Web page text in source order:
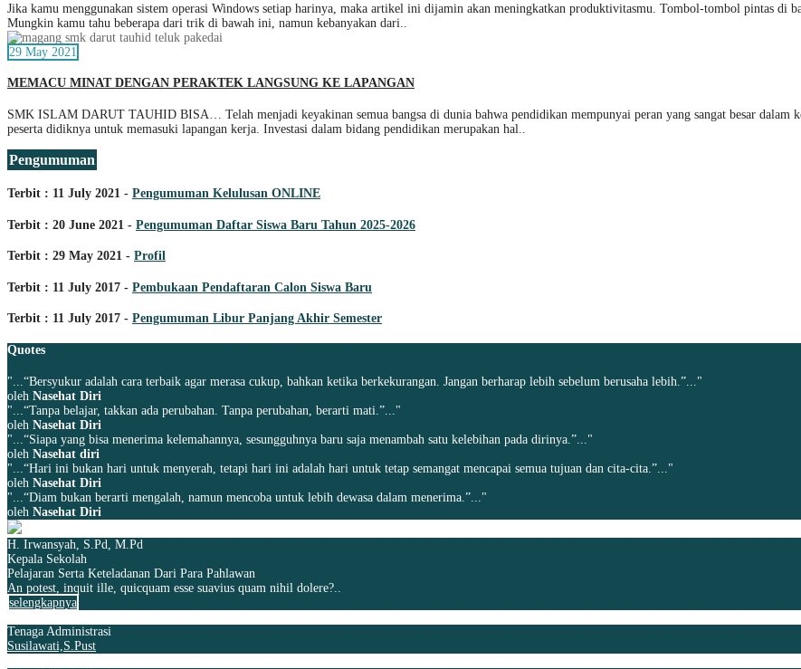
Jika kamu menggunakan sistem operasi Windows setiap harinya, maka artikel ini dijamin akan meningkatkan produktivitasmu. Tombol-tombol pintas di
Mungkin kamu tahu beberapa dari trik di bawah ini, namun kebanyakan dari..
29 May 2021
MEMACU MINAT DENGAN PERAKTEK LANGSUNG KE LAPANGAN
SMK ISLAM DARUT TAUHID BISA… Telah menjadi keyakinan semua bangsa di dunia bahwa pendidikan mempunyai peran yang sangat besar dalam
peserta didiknya untuk memasuki lapangan kerja. Investasi dalam bidang pendidikan merupakan hal..
Pengumuman
Terbit : 11 July 2021 - Pengumuman Kelulusan ONLINE
Terbit : 20 June 2021 - Pengumuman Daftar Siswa Baru Tahun 2025-2026
Terbit : 29 May 2021 - Profil
Terbit : 11 July 2017 - Pembukaan Pendaftaran Calon Siswa Baru
Terbit : 11 July 2017 - Pengumuman Libur Panjang Akhir Semester
Quotes
"...“Bersyukur adalah cara terbaik agar merasa cukup, bahkan ketika berkekurangan. Jangan berharap lebih sebelum berusaha lebih.”..."
oleh Nasehat Diri
"...“Tanpa belajar, takkan ada perubahan. Tanpa perubahan, berarti mati.”..."
oleh Nasehat Diri
"...“Siapa yang bisa menerima kelemahannya, sesungguhnya baru saja menambah satu kelebihan pada dirinya.”..."
oleh Nasehat diri
"...“Hari ini bukan hari untuk menyerah, tetapi hari ini adalah hari untuk tetap semangat mencapai semua tujuan dan cita-cita.”..."
oleh Nasehat Diri
"...“Diam bukan berarti mengalah, namun mencoba untuk lebih dewasa dalam menerima.”..."
oleh Nasehat Diri
H. Irwansyah, S.Pd, M.Pd
Kepala Sekolah
Pelajaran Serta Keteladanan Dari Para Pahlawan
An potest, inquit ille, quicquam esse suavius quam nihil dolere?..
selengkapnya
Tenaga Administrasi
Susilawati,S.Pust